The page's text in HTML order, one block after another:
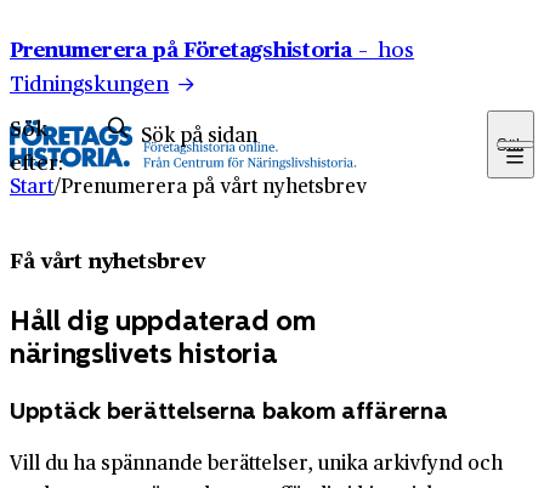
Prenumerera på Företagshistoria – hos
Tidningskungen
Sök
efter:
Sök
Start/Prenumerera på vårt nyhetsbrev
Få vårt nyhetsbrev
Håll dig uppdaterad om
näringslivets historia
Upptäck berättelserna bakom affärerna
Vill du ha spännande berättelser, unika arkivfynd och